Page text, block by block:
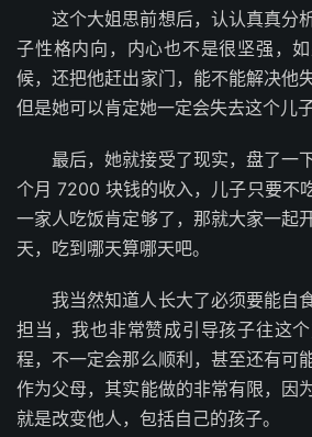
这个大姐思前想后，认认真真分
子性格内向，内心也不是很坚强，
候，还把他赶出家门，能不能解决他
但是她可以肯定她一定会失去这个儿子
最后，她就接受了现实，盘了一
个月 7200 块钱的收入，儿子只要不
一家人吃饭肯定够了，那就大家一起
天，吃到哪天算哪天吧。
我当然知道人长大了必须要能自
担当，我也非常赞成引导孩子往这
程，不一定会那么顺利，甚至还有可
作为父母，其实能做的非常有限，因
就是改变他人，包括自己的孩子。